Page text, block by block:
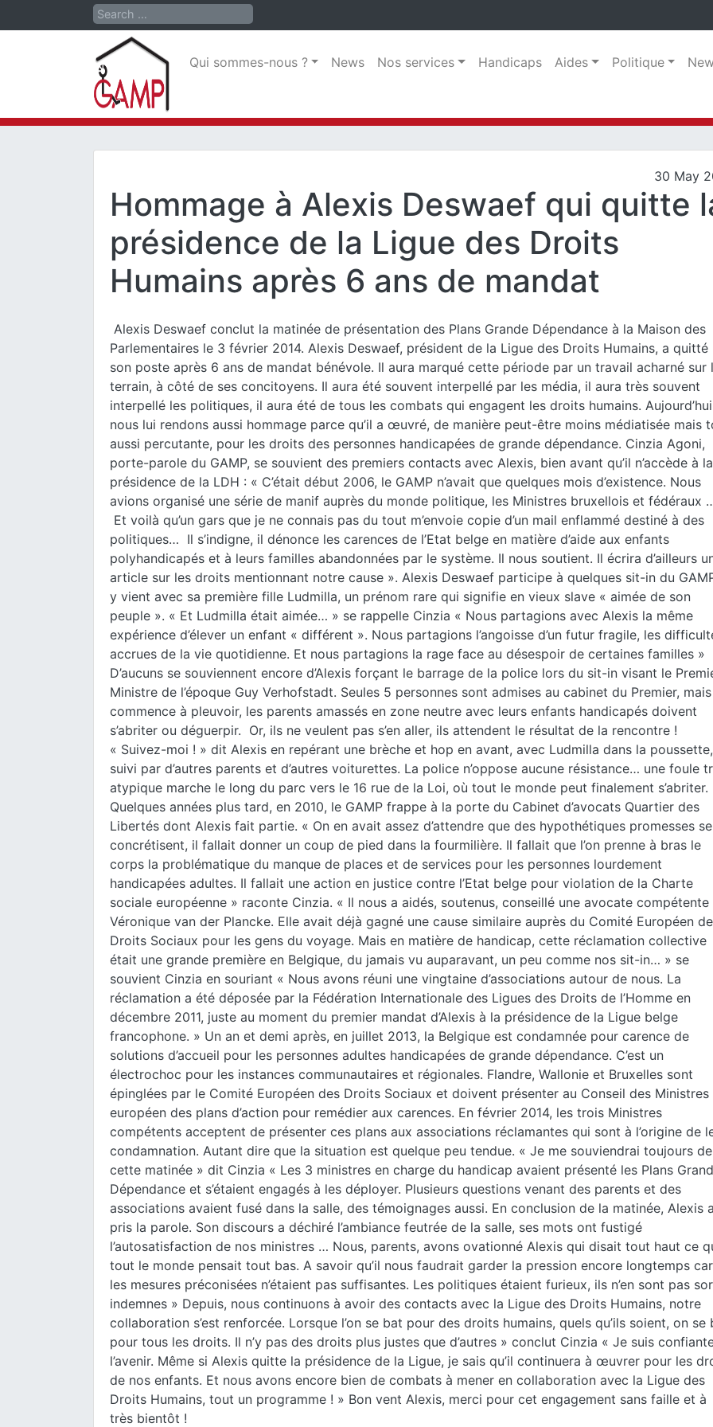
Search
Qui sommes-nous ? News Nos services Handicaps Aides Politique
30 May
Hommage à Alexis Deswaef qui quitte
présidence de la Ligue des Droits
Humains après 6 ans de mandat
Alexis Deswaef conclut la matinée de présentation des Plans Grande Dépendance à la Maison des
Parlementaires le 3 février 2014. Alexis Deswaef, président de la Ligue des Droits Humains, a quitté
son poste après 6 ans de mandat bénévole. Il aura marqué cette période par un travail acharné sur
terrain, à côté de ses concitoyens. Il aura été souvent interpellé par les média, il aura très souvent
interpellé les politiques, il aura été de tous les combats qui engagent les droits humains.
nous lui rendons aussi hommage parce qu’il a œuvré, de manière peut-être moins médiatisée mais
aussi percutante, pour les droits des personnes handicapées de grande dépendance. Cinzia Agoni,
porte-parole du GAMP, se souvient des premiers contacts avec Alexis, bien avant qu’il n’accède à la
présidence de la LDH : « C’était début 2006, le GAMP n’avait que quelques mois d’existence. Nous
avions organisé une série de manif auprès du monde politique, les Ministres bruxellois et fédéraux
Et voilà qu’un gars que je ne connais pas du tout m’envoie copie d’un mail enflammé destiné à des
politiques… Il s’indigne, il dénonce les carences de l’Etat belge en matière d’aide aux enfants
polyhandicapés et à leurs familles abandonnées par le système. Il nous soutient. Il écrira d’ailleurs
article sur les droits mentionnant notre cause ». Alexis Deswaef participe à quelques sit-in du
y vient avec sa première fille Ludmilla, un prénom rare qui signifie en vieux slave « aimée de son
peuple ». « Et Ludmilla était aimée… » se rappelle Cinzia « Nous partagions avec Alexis la même
expérience d’élever un enfant « différent ». Nous partagions l’angoisse d’un futur fragile, les
accrues de la vie quotidienne. Et nous partagions la rage face au désespoir de certaines familles »
D’aucuns se souviennent encore d’Alexis forçant le barrage de la police lors du sit-in visant le
Ministre de l’époque Guy Verhofstadt. Seules 5 personnes sont admises au cabinet du Premier,
commence à pleuvoir, les parents amassés en zone neutre avec leurs enfants handicapés doivent
s’abriter ou déguerpir. Or, ils ne veulent pas s’en aller, ils attendent le résultat de la rencontre !
« Suivez-moi ! » dit Alexis en repérant une brèche et hop en avant, avec Ludmilla dans la poussette,
suivi par d’autres parents et d’autres voiturettes. La police n’oppose aucune résistance… une foule
atypique marche le long du parc vers le 16 rue de la Loi, où tout le monde peut finalement s’abriter.
Quelques années plus tard, en 2010, le GAMP frappe à la porte du Cabinet d’avocats Quartier des
Libertés dont Alexis fait partie. « On en avait assez d’attendre que des hypothétiques promesses se
concrétisent, il fallait donner un coup de pied dans la fourmilière. Il fallait que l’on prenne à bras le
corps la problématique du manque de places et de services pour les personnes lourdement
handicapées adultes. Il fallait une action en justice contre l’Etat belge pour violation de la Charte
sociale européenne » raconte Cinzia. « Il nous a aidés, soutenus, conseillé une avocate compétente
Véronique van der Plancke. Elle avait déjà gagné une cause similaire auprès du Comité Européen
Droits Sociaux pour les gens du voyage. Mais en matière de handicap, cette réclamation collective
était une grande première en Belgique, du jamais vu auparavant, un peu comme nos sit-in… » se
souvient Cinzia en souriant « Nous avons réuni une vingtaine d’associations autour de nous. La
réclamation a été déposée par la Fédération Internationale des Ligues des Droits de l’Homme en
décembre 2011, juste au moment du premier mandat d’Alexis à la présidence de la Ligue belge
francophone. » Un an et demi après, en juillet 2013, la Belgique est condamnée pour carence de
solutions d’accueil pour les personnes adultes handicapées de grande dépendance. C’est un
électrochoc pour les instances communautaires et régionales. Flandre, Wallonie et Bruxelles sont
épinglées par le Comité Européen des Droits Sociaux et doivent présenter au Conseil des Ministres
européen des plans d’action pour remédier aux carences. En février 2014, les trois Ministres
compétents acceptent de présenter ces plans aux associations réclamantes qui sont à l’origine de
condamnation. Autant dire que la situation est quelque peu tendue. « Je me souviendrai toujours de
cette matinée » dit Cinzia « Les 3 ministres en charge du handicap avaient présenté les Plans
Dépendance et s’étaient engagés à les déployer. Plusieurs questions venant des parents et des
associations avaient fusé dans la salle, des témoignages aussi. En conclusion de la matinée, Alexis a
pris la parole. Son discours a déchiré l’ambiance feutrée de la salle, ses mots ont fustigé
l’autosatisfaction de nos ministres … Nous, parents, avons ovationné Alexis qui disait tout haut ce
tout le monde pensait tout bas. A savoir qu’il nous faudrait garder la pression encore longtemps car
les mesures préconisées n’étaient pas suffisantes. Les politiques étaient furieux, ils n’en sont pas
indemnes » Depuis, nous continuons à avoir des contacts avec la Ligue des Droits Humains, notre
collaboration s’est renforcée. Lorsque l’on se bat pour des droits humains, quels qu’ils soient, on se
pour tous les droits. Il n’y pas des droits plus justes que d’autres » conclut Cinzia « Je suis
l’avenir. Même si Alexis quitte la présidence de la Ligue, je sais qu’il continuera à œuvrer pour les
de nos enfants. Et nous avons encore bien de combats à mener en collaboration avec la Ligue des
Droits Humains, tout un programme ! » Bon vent Alexis, merci pour cet engagement sans faille et à
très bientôt !